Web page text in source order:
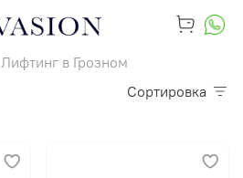
Лифтинг в Грозном
Сортировка